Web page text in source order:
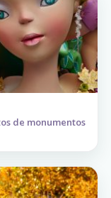
de monumentos